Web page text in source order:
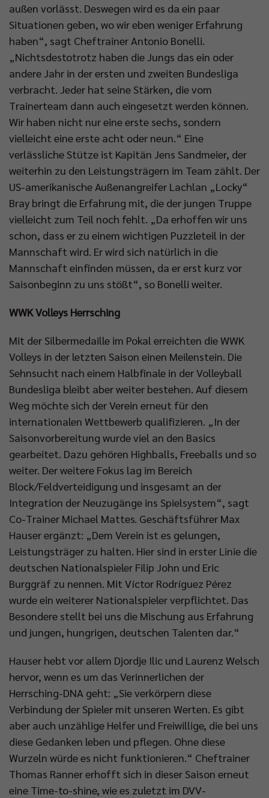
außen vorlässt. Deswegen wird es da ein paar
Situationen geben, wo wir eben weniger Erfahrung
haben“, sagt Cheftrainer Antonio Bonelli.
„Nichtsdestotrotz haben die Jungs das ein oder
andere Jahr in der ersten und zweiten Bundesliga
verbracht. Jeder hat seine Stärken, die vom
Trainerteam dann auch eingesetzt werden können.
Wir haben nicht nur eine erste sechs, sondern
vielleicht eine erste acht oder neun.“ Eine
verlässliche Stütze ist Kapitän Jens Sandmeier, der
weiterhin zu den Leistungsträgern im Team zählt. Der
US-amerikanische Außenangreifer Lachlan „Locky“
Bray bringt die Erfahrung mit, die der jungen Truppe
vielleicht zum Teil noch fehlt. „Da erhoffen wir uns
schon, dass er zu einem wichtigen Puzzleteil in der
Mannschaft wird. Er wird sich natürlich in die
Mannschaft einfinden müssen, da er erst kurz vor
Saisonbeginn zu uns stößt“, so Bonelli weiter.
WWK Volleys Herrsching
Mit der Silbermedaille im Pokal erreichten die WWK
Volleys in der letzten Saison einen Meilenstein. Die
Sehnsucht nach einem Halbfinale in der Volleyball
Bundesliga bleibt aber weiter bestehen. Auf diesem
Weg möchte sich der Verein erneut für den
internationalen Wettbewerb qualifizieren. „In der
Saisonvorbereitung wurde viel an den Basics
gearbeitet. Dazu gehören Highballs, Freeballs und so
weiter. Der weitere Fokus lag im Bereich
Block/Feldverteidigung und insgesamt an der
Integration der Neuzugänge ins Spielsystem“, sagt
Co-Trainer Michael Mattes. Geschäftsführer Max
Hauser ergänzt: „Dem Verein ist es gelungen,
Leistungsträger zu halten. Hier sind in erster Linie die
deutschen Nationalspieler Filip John und Eric
Burggräf zu nennen. Mit Víctor Rodríguez Pérez
wurde ein weiterer Nationalspieler verpflichtet. Das
Besondere stellt bei uns die Mischung aus Erfahrung
und jungen, hungrigen, deutschen Talenten dar.“
Hauser hebt vor allem Djordje Ilic und Laurenz Welsch
hervor, wenn es um das Verinnerlichen der
Herrsching-DNA geht: „Sie verkörpern diese
Verbindung der Spieler mit unseren Werten. Es gibt
aber auch unzählige Helfer und Freiwillige, die bei uns
diese Gedanken leben und pflegen. Ohne diese
Wurzeln würde es nicht funktionieren.“ Cheftrainer
Thomas Ranner erhofft sich in dieser Saison erneut
eine Time-to-shine, wie es zuletzt im DVV-